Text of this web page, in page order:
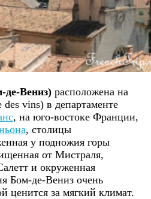
де-Вениз) расположена на
vins) в департаменте
, на юго-востоке Франции,
, столицы
у подножия горы
от Мистраля,
и окруженная
Бом-де-Вениз очень
ценится за мягкий климат.